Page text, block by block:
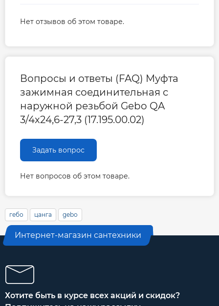
Нет отзывов об этом товаре.
Вопросы и ответы (FAQ) Муфта
зажимная соединительная с
наружной резьбой Gebo QA
3/4x24,6-27,3 (17.195.00.02)
Задать вопрос
Нет вопросов об этом товаре.
гебо цанга gebo
Интернет-магазин сантехники
Хотите быть в курсе всех акций и скидок?